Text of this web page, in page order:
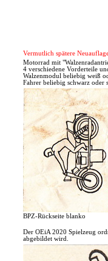
Vermutlich spätere
Motorrad mit
4 verschiedene Vorderteile
Walzenmodul beliebig weiß
Fahrer beliebig schwarz oder
BPZ-Rückseite blanko
Der OEiA 2020 Spielzeug
abgebildet wird.